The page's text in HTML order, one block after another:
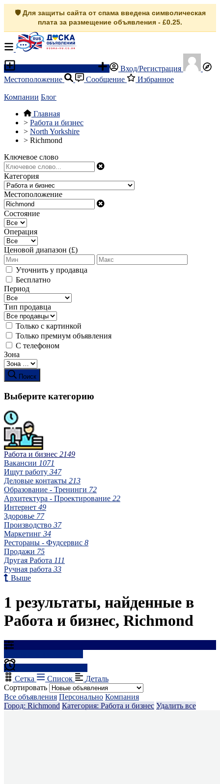
🛡️ Для защиты сайта от спама введена символическая
плата за размещение объявления - £0.25.
Вход/Регистрация
Местоположение
Сообщение Избранное
Компании Блог
Главная
> Работа и бизнес
> North Yorkshire
> Richmond
Ключевое слово
Категория
Местоположение
Состояние
Операция
Ценовой диапазон (£)
Уточнить у продавца
Бесплатно
Период
Тип продавца
Только с картинкой
Только премиум объявления
С телефоном
Зона
Поиск
Выберите категорию
Работа и бизнес 2149
Вакансии 1071
Ищут работу 347
Деловые контакты 213
Образование - Тренинги 72
Архитектура - Проектирование 22
Интернет 49
Здоровье 77
Производство 37
Маркетинг 34
Рестораны - Фудсервис 8
Продажи 75
Другая Работа 111
Ручная работа 33
Выше
1 результаты, найденные в
Работа и бизнес, Richmond
Сетка
Список
Деталь
Сортировать
Все объявления Персонально Компания
Город: Richmond Категория: Работа и бизнес Удалить все